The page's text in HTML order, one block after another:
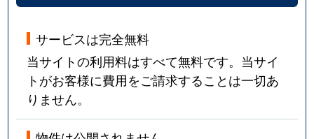
サービスは完全無料
当サイトの利用料はすべて無料です。当サイ
トがお客様に費用をご請求することは一切あ
りません。